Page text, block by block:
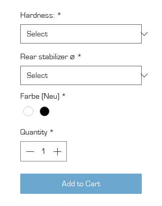
Hardness: *
Rear stabilizer ⌀ *
Farbe (Neu) *
Quantity *
Add to Cart